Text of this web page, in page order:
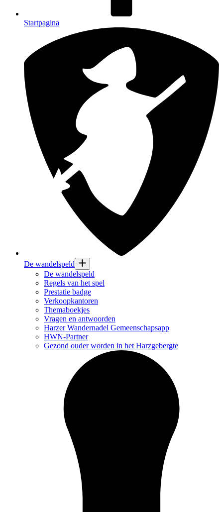
Startpagina
De wandelspeld
De wandelspeld
Regels van het spel
Prestatie badge
Verkoopkantoren
Themaboekjes
Vragen en antwoorden
Harzer Wandernadel Gemeenschapsapp
HWN-Partner
Gezond ouder worden in het Harzgebergte